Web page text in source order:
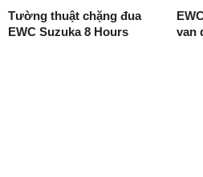
Tường thuật chặng đua
EWC Suzuka 8 Hours
van